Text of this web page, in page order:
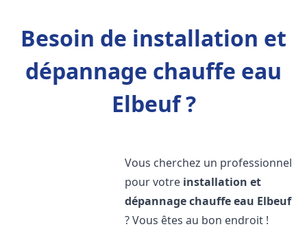
Besoin de installation et
dépannage chauffe eau
Elbeuf ?
Vous cherchez un professionnel
pour votre installation et
dépannage chauffe eau Elbeuf
? Vous êtes au bon endroit !